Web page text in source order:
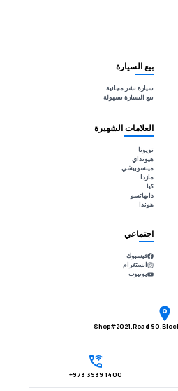
بيع السيارة
سيارة نشر مجانية
بيع السيارة بسهولة
العلامات الشهيرة
تويوتا
هيونداي
ميتسوبيشي
مازدا
كيا
دايهاتسو
هوندا
اجتماعي
فيسبوك
انستغرام
يوتيوب
1400 3939 973+
Shop#2021,Road